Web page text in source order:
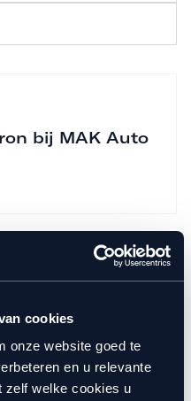
cookies
onze website goed te
en u relevante
zelf welke cookies u
bij MAK Auto
of services? Wij staan u